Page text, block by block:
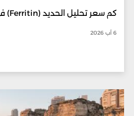
كم سعر تحليل الحديد (Ferritin) في لبنان؟
6 آب 2026